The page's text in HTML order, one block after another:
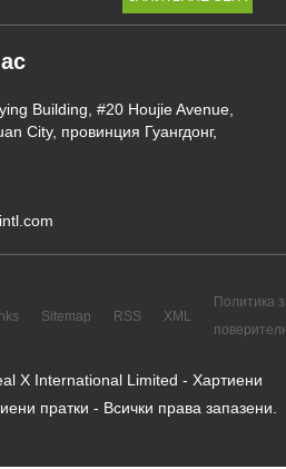
Building, #20 Houjie Avenue,
City, провинция Гуангдонг,
Sitemap RSS XML
Политика
X International Limited - Хартиени
пратки - Всички права запазени.